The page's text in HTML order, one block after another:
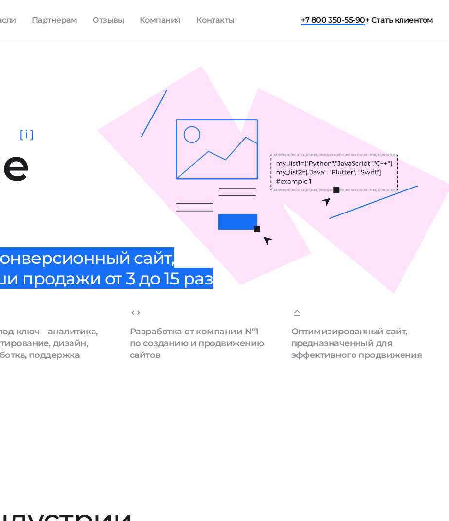
Партнерам Отзывы Компания Контакты +7 800 350-55-90+ Стать клиентом
[ i ]
сайт,
продажи от 3 до 15 раз
ключ – аналитика,
дизайн,
поддержка
Разработка от компании №1
по созданию и продвижению
сайтов
Оптимизированный сайт,
предназначенный для
эффективного продвижения